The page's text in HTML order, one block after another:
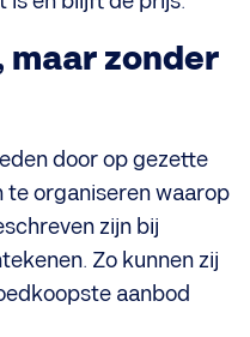
maar zonder
door op gezette
organiseren waarop
zijn bij
Zo kunnen zij
aanbod